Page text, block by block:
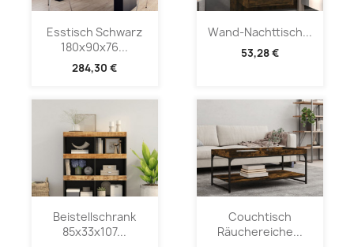
Esstisch Schwarz
180x90x76...
284,30 €
Wand-Nachttisch...
53,28 €
Beistellschrank
85x33x107...
Couchtisch
Räuchereiche...